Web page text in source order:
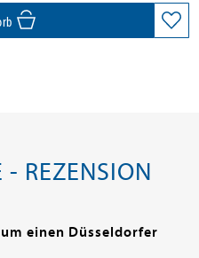
- REZENSION
einen Düsseldorfer